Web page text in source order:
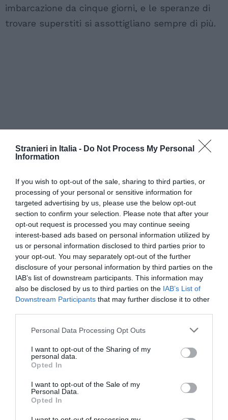
Stranieri in Italia - Do Not Process My Personal
Information
If you wish to opt-out of the sale, sharing to third parties, or
processing of your personal or sensitive information for
targeted advertising by us, please use the below opt-out
section to confirm your selection. Please note that after your
opt-out request is processed you may continue seeing
interest-based ads based on personal information utilized by
us or personal information disclosed to third parties prior to
your opt-out. You may separately opt-out of the further
disclosure of your personal information by third parties on the
IAB’s list of downstream participants. This information may
also be disclosed by us to third parties on the IAB’s List of
Downstream Participants that may further disclose it to other
Personal Data Processing Opt Outs
I want to opt-out of the Sharing of my
personal data.
Opted In
I want to opt-out of the Sale of my
Personal Data.
Opted In
imbarcazione da cinque giorni, e le speranze di
trovare superstiti si assottigliano sempre di più.
Alarm Phone, un’organizzazione non governativa,
ha segnalato la perdita di contatti con
scomparsa. Nonostante gli sforzi congiunti della
Guardia Costiera, della Guardia di Finanza, di
Frontex e degli assetti maltesi, al momento non
sono stati individuati né il barcone segnalato né
ulteriori elementi in mare che possano essere